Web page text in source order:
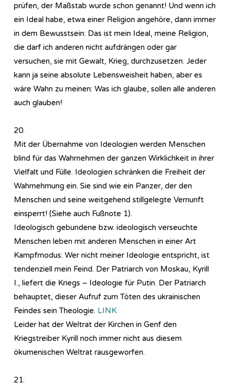
prüfen, der Maßstab wurde schon genannt! Und wenn ich
ein Ideal habe, etwa einer Religion angehöre, dann immer
in dem Bewusstsein: Das ist mein Ideal, meine Religion,
die darf ich anderen nicht aufdrängen oder gar
versuchen, sie mit Gewalt, Krieg, durchzusetzen. Jeder
kann ja seine absolute Lebensweisheit haben, aber es
wäre Wahn zu meinen: Was ich glaube, sollen alle anderen
auch glauben!
20.
Mit der Übernahme von Ideologien werden Menschen
blind für das Wahrnehmen der ganzen Wirklichkeit in ihrer
Vielfalt und Fülle. Ideologien schränken die Freiheit der
Wahrnehmung ein. Sie sind wie ein Panzer, der den
Menschen und seine weitgehend stillgelegte Vernunft
einsperrt! (Siehe auch Fußnote 1).
Ideologisch gebundene bzw. ideologisch verseuchte
Menschen leben mit anderen Menschen in einer Art
Kampfmodus: Wer nicht meiner Ideologie entspricht, ist
tendenziell mein Feind. Der Patriarch von Moskau, Kyrill
I., liefert die Kriegs – Ideologie für Putin. Der Patriarch
behauptet, dieser Aufruf zum Töten des ukrainischen
Feindes sein Theologie. LINK
Leider hat der Weltrat der Kirchen in Genf den
Kriegstreiber Kyrill noch immer nicht aus diesem
ökumenischen Weltrat rausgeworfen.
21.